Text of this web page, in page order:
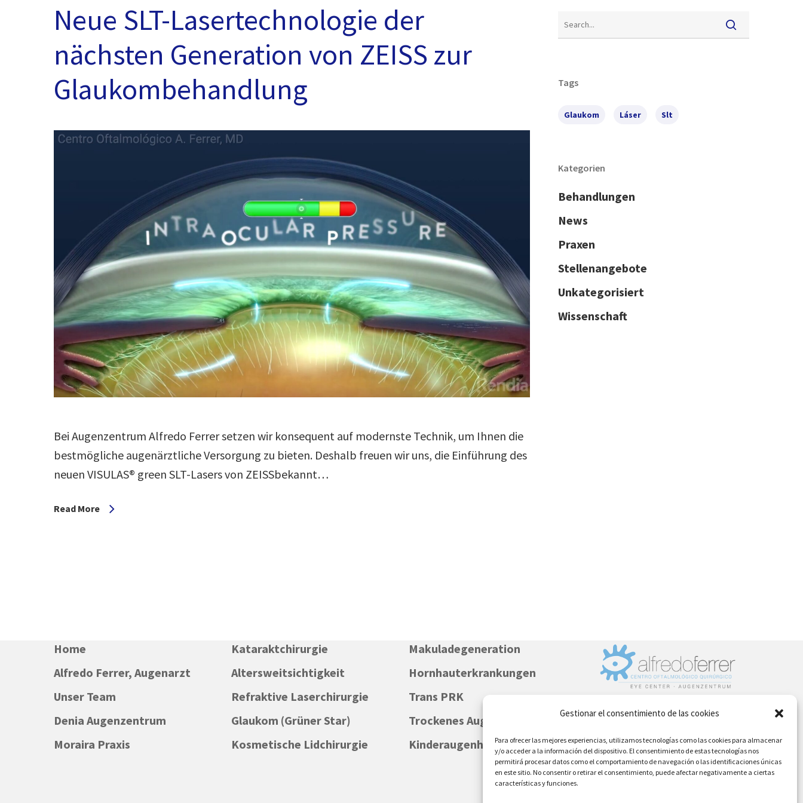
Gestionar el consentimiento de las cookies
Para ofrecer las mejores experiencias, utilizamos tecnologías como las cookies para almacenar
y/o acceder a la información del dispositivo. El consentimiento de estas tecnologías nos
permitirá procesar datos como el comportamiento de navegación o las identificaciones únicas
en este sitio. No consentir o retirar el consentimiento, puede afectar negativamente a ciertas
características y funciones.
Neue SLT-Lasertechnologie der
nächsten Generation von ZEISS zur
Glaukombehandlung
Bei Augenzentrum Alfredo Ferrer setzen wir konsequent auf modernste Technik, um Ihnen die
bestmögliche augenärztliche Versorgung zu bieten. Deshalb freuen wir uns, die Einführung des
neuen VISULAS® green SLT-Lasers von ZEISSbekannt…
Read More
Tags
Glaukom Láser Slt
Kategorien
Behandlungen
News
Praxen
Stellenangebote
Unkategorisiert
Wissenschaft
Home
Alfredo Ferrer, Augenarzt
Unser Team
Denia Augenzentrum
Moraira Praxis
Kataraktchirurgie
Altersweitsichtigkeit
Refraktive Laserchirurgie
Glaukom (Grüner Star)
Kosmetische Lidchirurgie
Makuladegeneration
Hornhauterkrankungen
Trans PRK
Trockenes Auge
Kinderaugenheilkunde
Telefon Nr.: (+34) 96 642 6226